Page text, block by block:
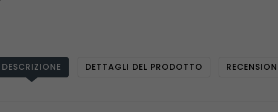
DESCRIZIONE DETTAGLI DEL PRODOTTO